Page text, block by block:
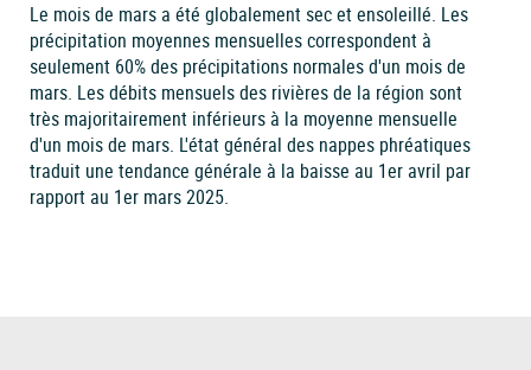
Le mois de mars a été globalement sec et ensoleillé. Les
précipitation moyennes mensuelles correspondent à
seulement 60% des précipitations normales d'un mois de
mars. Les débits mensuels des rivières de la région sont
très majoritairement inférieurs à la moyenne mensuelle
d'un mois de mars. L'état général des nappes phréatiques
traduit une tendance générale à la baisse au 1er avril par
rapport au 1er mars 2025.